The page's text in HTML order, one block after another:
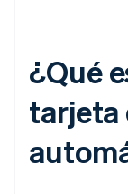
¿Qué
tarjeta